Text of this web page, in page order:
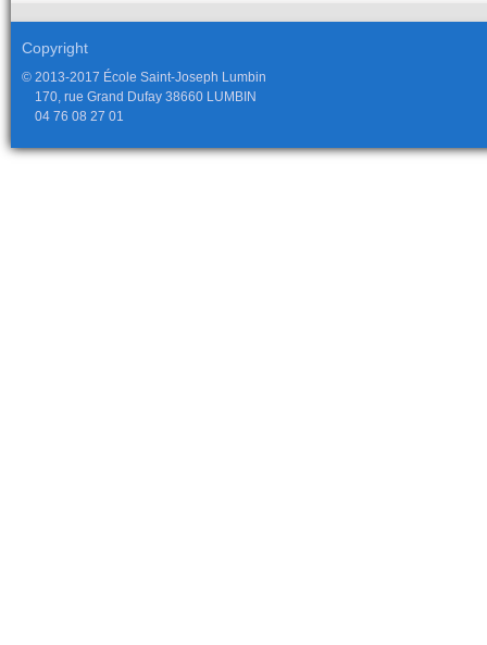
Copyright
© 2013-2017 École Saint-Joseph Lumbin
170, rue Grand Dufay 38660 LUMBIN
04 76 08 27 01